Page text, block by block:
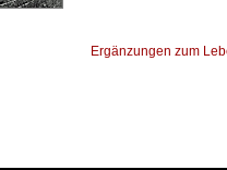
Ergänzungen zum